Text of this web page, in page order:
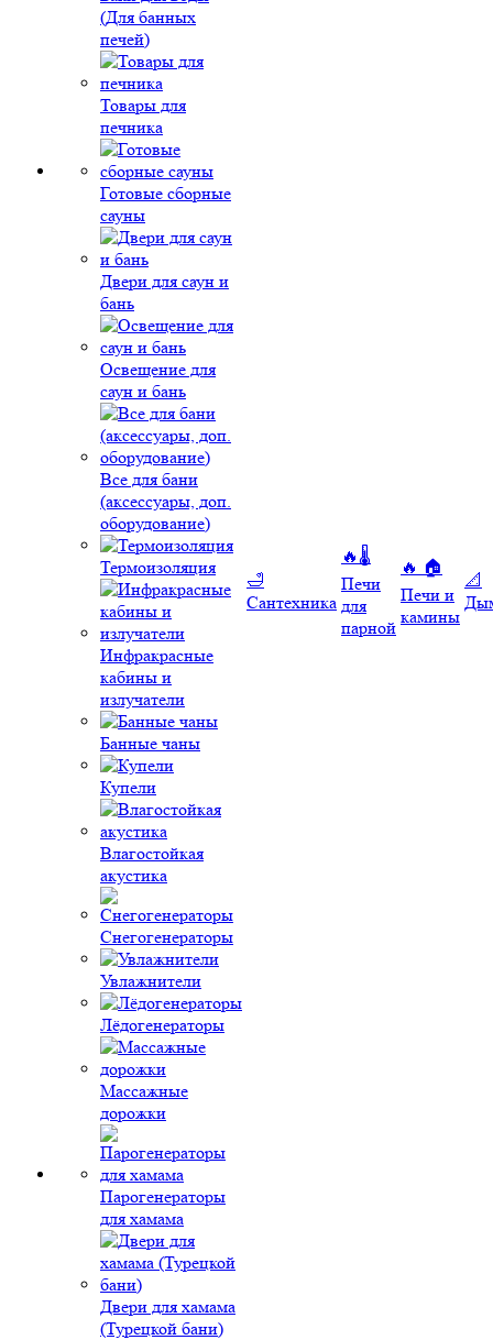
(Для банных
печей)
Товары для
печника
Готовые сборные
сауны
Двери для саун и
бань
Освещение для
саун и бань
Все для бани
(аксессуары, доп.
оборудование)
Термоизоляция
Инфракрасные
кабины и
излучатели
Банные чаны
Купели
Влагостойкая
акустика
Снегогенераторы
Увлажнители
Лёдогенераторы
Массажные
дорожки
Парогенераторы
для хамама
Двери для хамама
(Турецкой бани)
🛁
Сантехника
🔥🌡️
Печи
для
парной
🔥 🏠
Печи и
камины
📐